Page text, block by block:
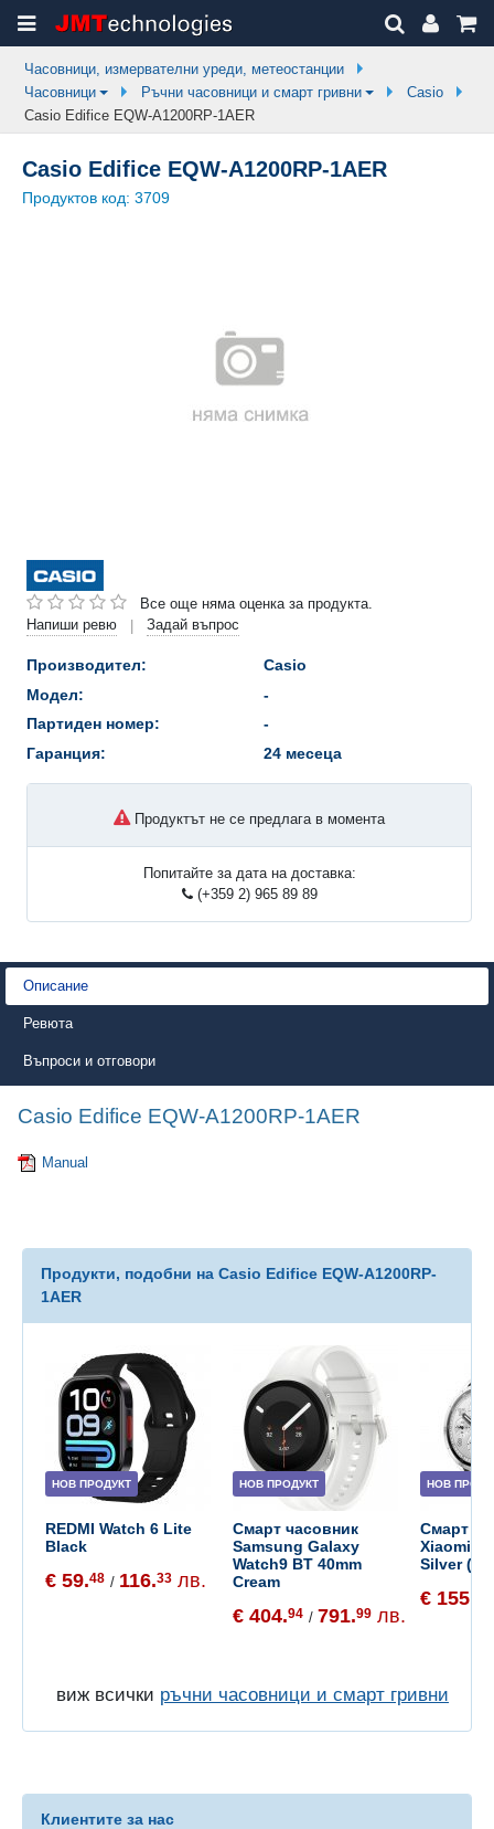
Часовници, измервателни уреди, метеостанции
Часовници
Ръчни часовници и смарт гривни
Casio
Casio Edifice EQW-A1200RP-1AER
Casio Edifice EQW-A1200RP-1AER
Продуктов код: 3709
Все още няма оценка за продукта.
Напиши ревю
| Задай въпрос
Производител:
Casio
Модел:
-
Партиден номер:
-
Гаранция:
24 месеца
Продуктът не се предлага в момента
Попитайте за дата на доставка:
(+359 2) 965 89 89
Описание
Ревюта
Въпроси и отговори
Casio Edifice EQW-A1200RP-1AER
Manual
Продукти, подобни на Casio Edifice EQW-A1200RP-
1AER
НОВ ПРОДУКТ
REDMI Watch 6 Lite
Black
€ 59.48 / 116.33 лв.
НОВ ПРОДУКТ
Смарт часовник
Samsung Galaxy
Watch9 BT 40mm
Cream
€ 404.94 / 791.99 лв.
НОВ
Смарт
Xiaomi
Silver
€ 155.
виж всички ръчни часовници и смарт гривни
Клиентите за нас